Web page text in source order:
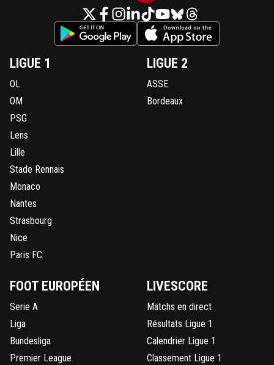
LIGUE 1
OL
OM
PSG
Lens
Lille
Stade Rennais
Monaco
Nantes
Strasbourg
Nice
Paris FC
LIGUE 2
ASSE
Bordeaux
FOOT EUROPÉEN
Serie A
Liga
Bundesliga
Premier League
LIVESCORE
Matchs en direct
Résultats Ligue 1
Calendrier Ligue 1
Classement Ligue 1